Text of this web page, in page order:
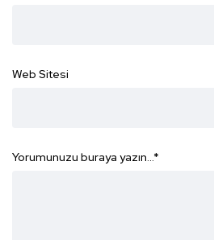
Web Sitesi
Yorumunuzu buraya yazın...*